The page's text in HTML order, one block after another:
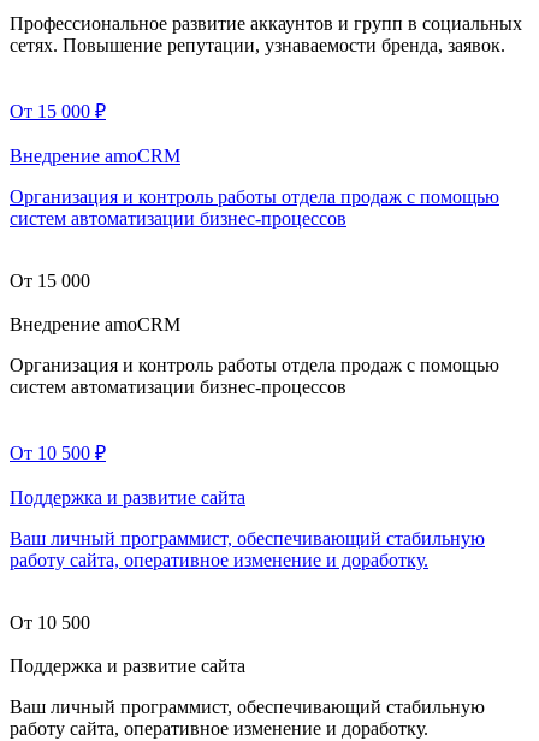
Профессиональное развитие аккаунтов и групп в социальных
сетях. Повышение репутации, узнаваемости бренда, заявок.
От 15 000 ₽
Внедрение amoCRM
Организация и контроль работы отдела продаж с помощью
систем автоматизации бизнес-процессов
От 15 000
Внедрение amoCRM
Организация и контроль работы отдела продаж с помощью
систем автоматизации бизнес-процессов
От 10 500 ₽
Поддержка и развитие сайта
Ваш личный программист, обеспечивающий стабильную
работу сайта, оперативное изменение и доработку.
От 10 500
Поддержка и развитие сайта
Ваш личный программист, обеспечивающий стабильную
работу сайта, оперативное изменение и доработку.